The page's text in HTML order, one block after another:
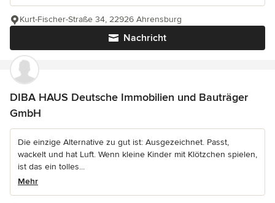
Nachricht
Kurt-Fischer-Straße 34, 22926 Ahrensburg
DIBA HAUS Deutsche Immobilien und Bauträger
GmbH
Die einzige Alternative zu gut ist: Ausgezeichnet. Passt,
wackelt und hat Luft. Wenn kleine Kinder mit Klötzchen spielen,
ist das ein tolles...
Mehr